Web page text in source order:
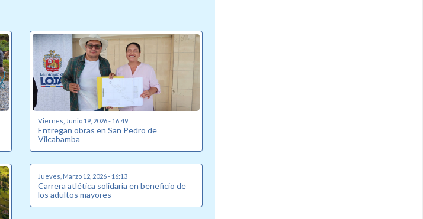
Viernes, Junio 19, 2026 - 16:49
Entregan obras en San Pedro de
Vilcabamba
Jueves, Marzo 12, 2026 - 16:13
Carrera atlética solidaria en beneficio de
los adultos mayores